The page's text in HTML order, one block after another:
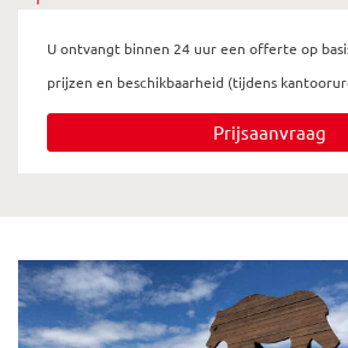
U ontvangt binnen 24 uur een offerte op
prijzen en beschikbaarheid (tijdens
Prijsaanvraag